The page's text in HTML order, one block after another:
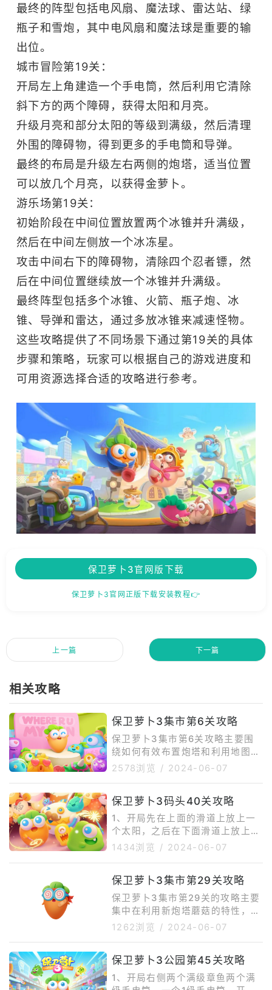
最终的阵型包括电风扇、魔法球、雷达站、绿
瓶子和雪炮，其中电风扇和魔法球是重要的输
出位。
城市冒险第19关：
开局左上角建造一个手电筒，然后利用它清除
斜下方的两个障碍，获得太阳和月亮。
升级月亮和部分太阳的等级到满级，然后清理
外围的障碍物，得到更多的手电筒和导弹。
最终的布局是升级左右两侧的炮塔，适当位置
可以放几个月亮，以获得金萝卜。
游乐场第19关：
初始阶段在中间位置放置两个冰锥并升满级，
然后在中间左侧放一个冰冻星。
攻击中间右下的障碍物，清除四个忍者镖，然
后在中间位置继续放一个冰锥并升满级。
最终阵型包括多个冰锥、火箭、瓶子炮、冰
锥、导弹和雷达，通过多放冰锥来减速怪物。
这些攻略提供了不同场景下通过第19关的具体
步骤和策略，玩家可以根据自己的游戏进度和
可用资源选择合适的攻略进行参考。
保卫萝卜3官网版下载
保卫萝卜3官网正版下载安装教程👉
上一篇 下一篇
相关攻略
保卫萝卜3集市第6关攻略
保卫萝卜3集市第6关攻略主要围
绕如何有效布置炮塔和利用地图特
点来通关。以下是一些关键步骤和
球和毒气桶，以减慢怪物的速度并
提高伤害输出。升级和布置炮塔：
随着游戏的进行，逐步升级和布置
炮塔，特别是在击杀前几波怪物
后，可以在滑道上增加风扇等炮
塔，以扩大攻击范围和提高伤害。
清除障碍物：注意攻击地图上的障
碍物，如钱包和宝箱，以获得金币
奖励。使用风扇
2578浏览 / 2024-06-07
保卫萝卜3码头40关攻略
1、开局先在上面的滑道上放上一
个太阳，之后在下面滑道上放上一
个冰冻新星。注意要把太阳拉倒最
的拳头和船锚，这时候先别急着升
级，先在右测上下各自补充一个冰
冻（给BOSS减速），接着再升级
船锚和拳头。3、船锚的弹射效果
可以帮助我们清理掉周围剩余的道
在两侧堆导弹和飞机。4、本关的
难度只要在于清怪的同时还要注意
“照顾”B
1434浏览 / 2024-06-07
保卫萝卜3集市第29关攻略
保卫萝卜3集市第29关的攻略主要
集中在利用新炮塔蘑菇的特性，以
及合理布置其他炮塔如魔法球、火
建议：利用蘑菇的特性：蘑菇是这
一关新增的炮塔，满级后每次攻击
小怪可以获得2枚金币的奖励，因
1262浏览 / 2024-06-07
保卫萝卜3公园第45关攻略
1、开局右侧两个满级章鱼两个满